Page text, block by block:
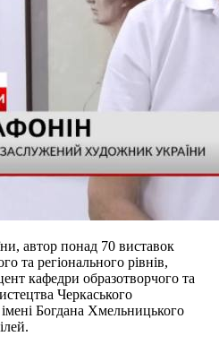
автор понад 70 виставок
та регіонального рівнів,
кафедри образотворчого та
Черкаського
Богдана Хмельницького